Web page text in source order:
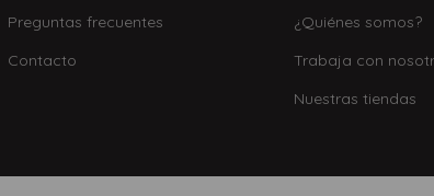
Preguntas frecuentes
Contacto
¿Quiénes somos?
Trabaja con
Nuestras tiendas